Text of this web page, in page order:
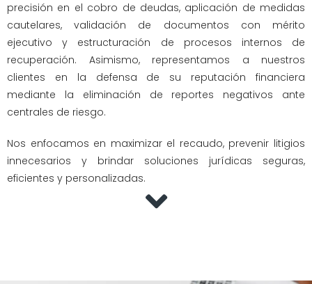
precisión en el cobro de deudas, aplicación de medidas
cautelares, validación de documentos con mérito
ejecutivo y estructuración de procesos internos de
recuperación. Asimismo, representamos a nuestros
clientes en la defensa de su reputación financiera
mediante la eliminación de reportes negativos ante
centrales de riesgo.
Nos enfocamos en maximizar el recaudo, prevenir litigios
innecesarios y brindar soluciones jurídicas seguras,
eficientes y personalizadas.